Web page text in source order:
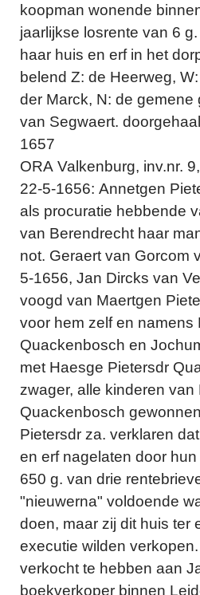
koopman wonende
jaarlijkse losrente van 6
haar huis en erf in het
belend Z: de Heerweg,
der Marck, N: de gemene
van Segwaert.
1657
ORA Valkenburg, inv.nr.
22-5-1656: Annetgen
als procuratie hebbende
van Berendrecht haar
not. Geraert van Gorcom
5-1656, Jan Dircks van
voogd van Maertgen
voor hem zelf en namens
Quackenbosch en
met Haesge Pietersdr
zwager, alle kinderen van
Quackenbosch
Pietersdr za. verklaren
en erf nagelaten door
650 g. van drie
"nieuwerna" voldoende
doen, maar zij dit huis ter
executie wilden
verkocht te hebben aan
boekverkoper binnen